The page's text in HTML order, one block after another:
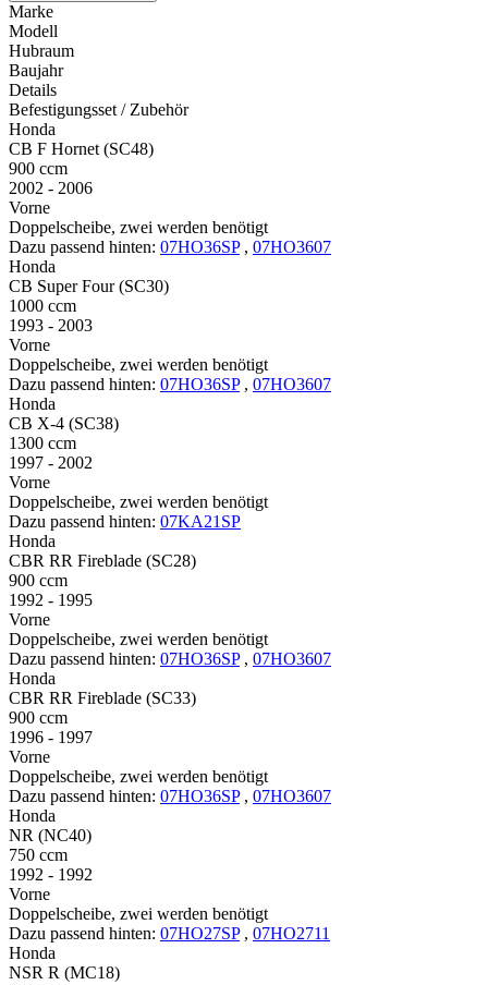
Marke
Modell
Hubraum
Baujahr
Details
Befestigungsset / Zubehör
Honda
CB F Hornet (SC48)
900 ccm
2002 - 2006
Vorne
Doppelscheibe, zwei werden benötigt
Dazu passend hinten: 07HO36SP , 07HO3607
Honda
CB Super Four (SC30)
1000 ccm
1993 - 2003
Vorne
Doppelscheibe, zwei werden benötigt
Dazu passend hinten: 07HO36SP , 07HO3607
Honda
CB X-4 (SC38)
1300 ccm
1997 - 2002
Vorne
Doppelscheibe, zwei werden benötigt
Dazu passend hinten: 07KA21SP
Honda
CBR RR Fireblade (SC28)
900 ccm
1992 - 1995
Vorne
Doppelscheibe, zwei werden benötigt
Dazu passend hinten: 07HO36SP , 07HO3607
Honda
CBR RR Fireblade (SC33)
900 ccm
1996 - 1997
Vorne
Doppelscheibe, zwei werden benötigt
Dazu passend hinten: 07HO36SP , 07HO3607
Honda
NR (NC40)
750 ccm
1992 - 1992
Vorne
Doppelscheibe, zwei werden benötigt
Dazu passend hinten: 07HO27SP , 07HO2711
Honda
NSR R (MC18)